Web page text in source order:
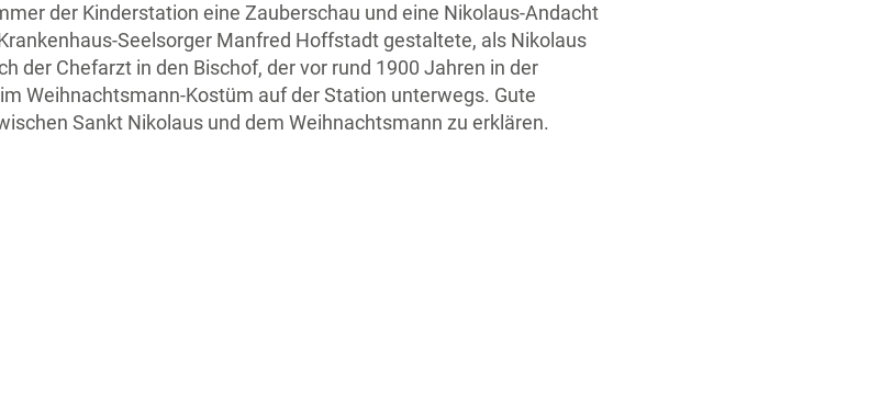
der Kinderstation eine Zauberschau und eine Nikolaus-Andacht
Seelsorger Manfred Hoffstadt gestaltete, als Nikolaus
der Chefarzt in den Bischof, der vor rund 1900 Jahren in der
Weihnachtsmann-Kostüm auf der Station unterwegs. Gute
Sankt Nikolaus und dem Weihnachtsmann zu erklären.